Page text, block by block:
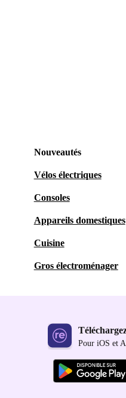
Nouveautés
Vélos électriques
Consoles
Appareils domestiques
Cuisine
Gros électroménager
Pour iOS et